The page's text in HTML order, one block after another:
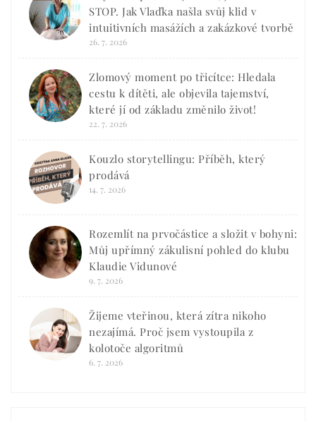
STOP. Jak Vlaďka našla svůj klid v
intuitivních masážích a zakázkové tvorbě
26. 7. 2026
Zlomový moment po třicítce: Hledala
cestu k dítěti, ale objevila tajemství,
které jí od základu změnilo život!
22. 7. 2026
Kouzlo storytellingu: Příběh, který
prodává
14. 7. 2026
Rozemlít na prvočástice a složit v bohyni:
Můj upřímný zákulisní pohled do klubu
Klaudie Vidunové
9. 7. 2026
Žijeme vteřinou, která zítra nikoho
nezajímá. Proč jsem vystoupila z
kolotoče algoritmů
6. 7. 2026